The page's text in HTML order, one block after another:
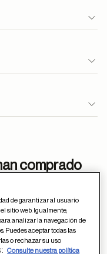
ayuda
comprado
Guardar en
de garantizar al usuario
sitio web. Igualmente,
analizar la navegación de
Puedes aceptar todas las
o rechazar su uso
Consulte nuestra política